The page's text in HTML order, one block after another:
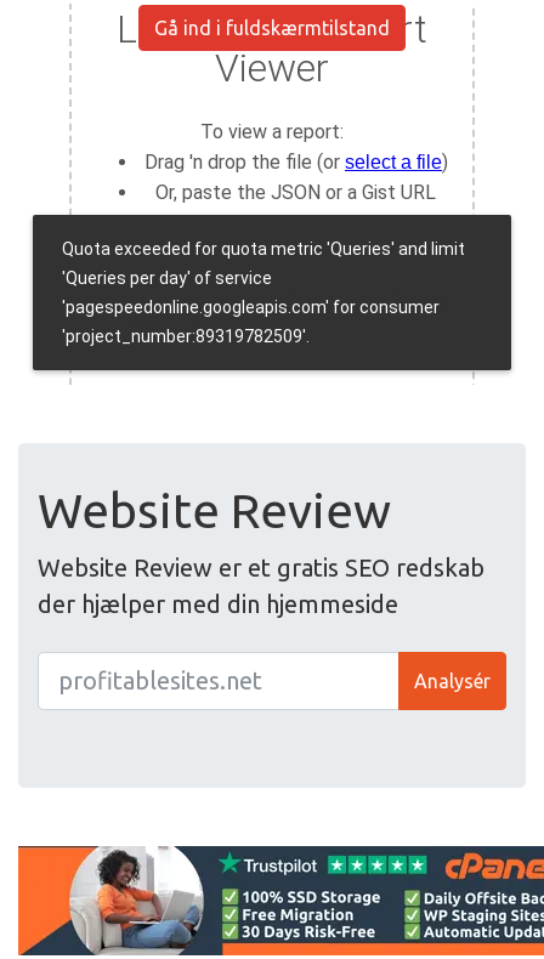
Gå ind i fuldskærmtilstand
Website Review
Website Review er et gratis SEO redskab
der hjælper med din hjemmeside
Analysér